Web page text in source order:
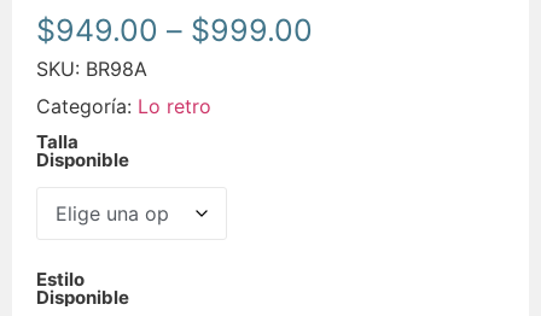
$949.00 – $999.00
SKU: BR98A
Categoría: Lo retro
Talla
Disponible
Estilo
Disponible